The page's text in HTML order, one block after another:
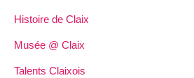
Histoire de Claix
Musée @ Claix
Talents Claixois